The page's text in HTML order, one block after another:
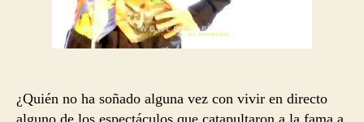
¿Quién no ha soñado alguna vez con vivir en directo
alguno de los espectáculos que catapultaron a la fama a